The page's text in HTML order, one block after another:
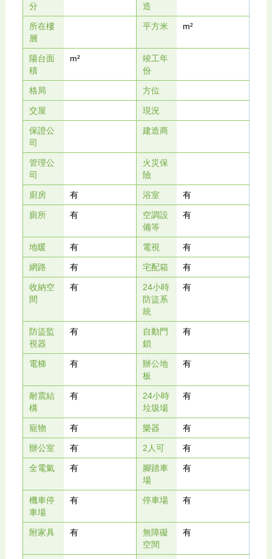
分 造
所在樓
層
平方米 m²
陽台面
積
m²
竣工年
份
格局 方位
交屋 現況
保證公
司
建造商
管理公
司
火災保
險
廚房 有 浴室 有
廁所 有
空調設
備等
有
地暖 有 電視 有
網路 有 宅配箱 有
收納空
間
有
24小時
防盜系
統
有
防盜監
視器
有
自動門
鎖
有
電梯 有
辦公地
板
有
耐震結
構
有
24小時
垃圾場
有
寵物 有 樂器 有
辦公室 有 2人可 有
全電氣 有
腳踏車
場
有
機車停
車場
有 停車場 有
附家具 有
無障礙
空間
有